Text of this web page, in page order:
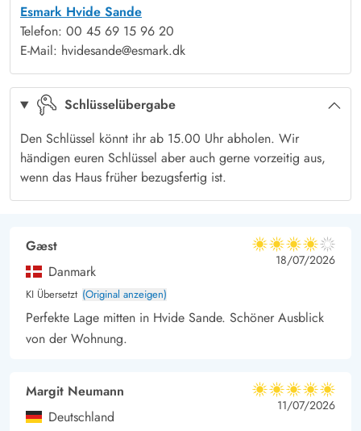
oder bewundert einen wunderschönen Sonnenuntergang. Hier
könnt Ihr unvergessliche Ferien verbringen.
sind Katzen wegen Allergie nicht zugelassen.
Esmark Hvide Sande
Telefon: 00 45 69 15 96 20
E-Mail: hvidesande@esmark.dk
Schlüsselübergabe
Den Schlüssel könnt ihr ab 15.00 Uhr abholen. Wir
händigen euren Schlüssel aber auch gerne vorzeitig aus,
wenn das Haus früher bezugsfertig ist.
Gæst
Danmark
KI Übersetzt (Original anzeigen)
4 von 5
4 von 5
4 out of 5
18/07/2026
Perfekte Lage mitten in Hvide Sande. Schöner Ausblick
von der Wohnung.
Margit Neumann
Deutschland
5 von 5
5 von 5
5 out of 5
11/07/2026